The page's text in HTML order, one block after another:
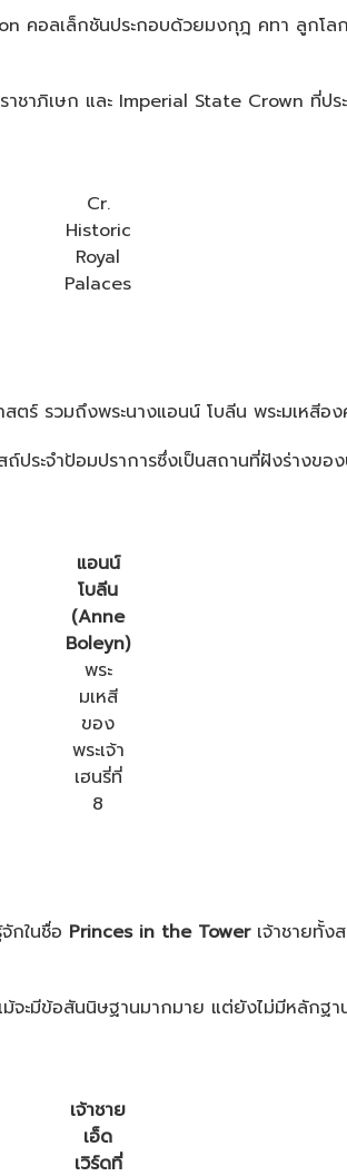
อลเล็กชันประกอบด้วยมงกุฎ คทา ลูกโลก
ชาภิเษก และ Imperial State Crown ที่
Cr.
Historic
Royal
Palaces
ร์ รวมถึงพระนางแอนน์ โบลีน พระมเหสีอ
ถ์ประจำป้อมปราการซึ่งเป็นสถานที่ฝังร่าง
แอนน์
โบลีน
(Anne
Boleyn)
พระ
มเหสี
ของ
พระเจ้า
เฮนรี่ที่
8
กในชื่อ Princes in the Towerเจ้าชายทั้ง
ะมีข้อสันนิษฐานมากมาย แต่ยังไม่มีหลักฐา
เจ้าชาย
เอ็ด
เวิร์ดที่